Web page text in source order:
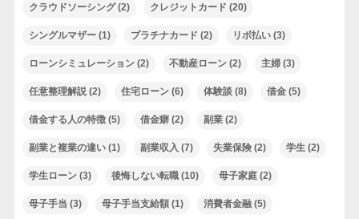
クラウドソーシング(2) クレジットカード (20)
シングルマザー(1) プラチナカード (2) リボ払い(3)
ローンシミュレーション(2) 不動産ローン(2) 主婦(3)
任意整理解説(2) 住宅ローン(6) 体験談(8) 借金(5)
借金する人の特徴(5) 借金癖(2) 副業(2)
副業と複業の違い(1) 副業収入 (7) 失業保険(2) 学生(2)
学生ローン(3) 後悔しない転職(10) 母子家庭(2)
母子手当 (3) 母子手当支給額(1) 消費者金融(5)